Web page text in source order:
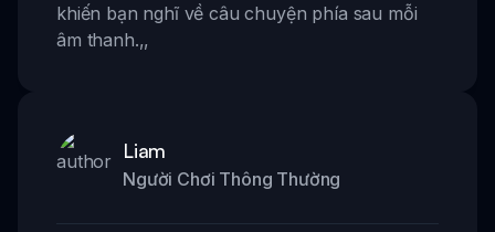
khiến bạn nghĩ về câu chuyện phía sau mỗi
âm thanh.,,
Liam
Người Chơi Thông Thường